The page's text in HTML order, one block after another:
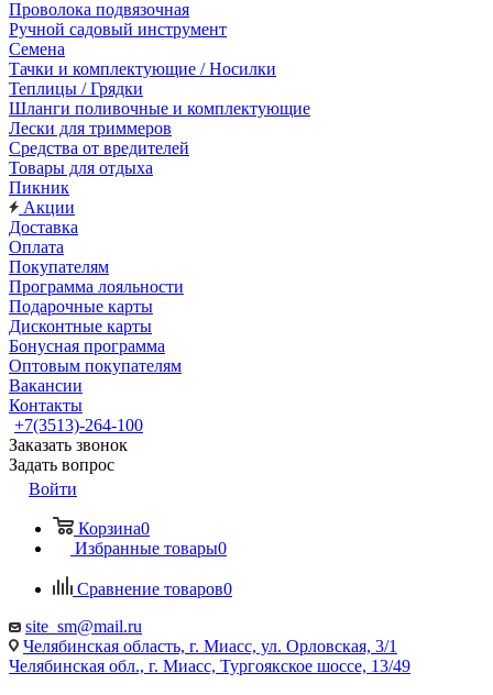
Проволока подвязочная
Ручной садовый инструмент
Семена
Тачки и комплектующие / Носилки
Теплицы / Грядки
Шланги поливочные и комплектующие
Лески для триммеров
Средства от вредителей
Товары для отдыха
Пикник
Акции
Доставка
Оплата
Покупателям
Программа лояльности
Подарочные карты
Дисконтные карты
Бонусная программа
Оптовым покупателям
Вакансии
Контакты
+7(3513)-264-100
Заказать звонок
Задать вопрос
Войти
Корзина0
Избранные товары0
Сравнение товаров0
site_sm@mail.ru
Челябинская область, г. Миасс, ул. Орловская, 3/1
Челябинская обл., г. Миасс, Тургоякское шоссе, 13/49